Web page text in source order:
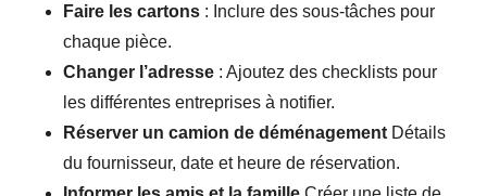
Faire les cartons : Inclure des sous-tâches pour
chaque pièce.
Changer l’adresse : Ajoutez des checklists pour
les différentes entreprises à notifier.
Réserver un camion de déménagement Détails
du fournisseur, date et heure de réservation.